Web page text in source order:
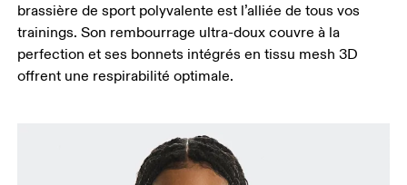
brassière de sport polyvalente est l’alliée de tous vos
trainings. Son rembourrage ultra-doux couvre à la
perfection et ses bonnets intégrés en tissu mesh 3D
offrent une respirabilité optimale.